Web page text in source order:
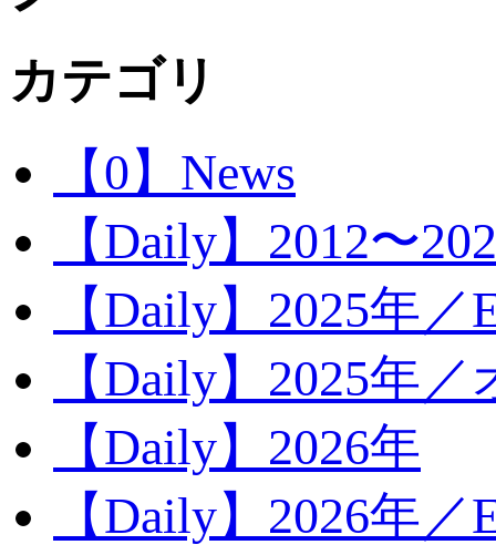
カテゴリ
【0】News
【Daily】2012〜
【Daily】2025年／
【Daily】2025年
【Daily】2026年
【Daily】2026年／